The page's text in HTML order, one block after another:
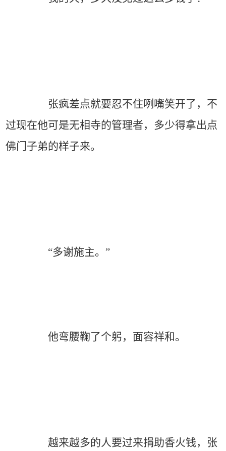
张疯差点就要忍不住咧嘴笑开了，不
过现在他可是无相寺的管理者，多少得拿出点
佛门子弟的样子来。
“多谢施主。”
他弯腰鞠了个躬，面容祥和。
越来越多的人要过来捐助香火钱，张